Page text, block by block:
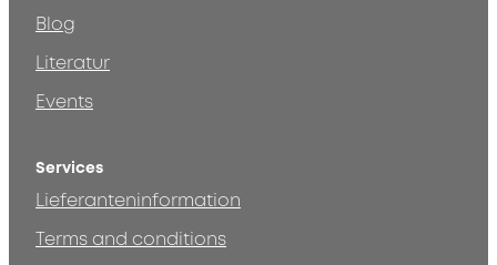
Blog
Literatur
Events
Services
Lieferanteninformation
Terms and conditions